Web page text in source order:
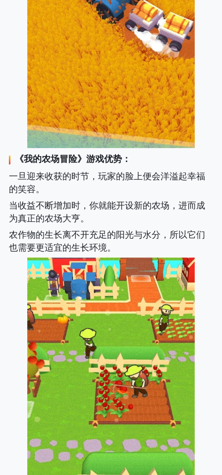
《我的农场冒险》游戏优势：
一旦迎来收获的时节，玩家的脸上便会洋溢起幸福
的笑容。
当收益不断增加时，你就能开设新的农场，进而成
为真正的农场大亨。
农作物的生长离不开充足的阳光与水分，所以它们
也需要更适宜的生长环境。